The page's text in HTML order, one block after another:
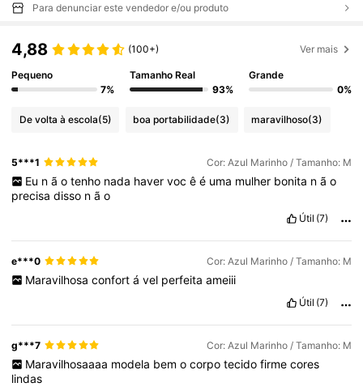
Para denunciar este vendedor e/ou produto
4,88 (100+) Ver mais
Pequeno
7%
Tamanho Real
93%
Grande
0%
De volta à escola(5) boa portabilidade(3) maravilhoso(3)
5***1 Cor: Azul Marinho / Tamanho: M
Eu n ã o tenho nada haver voc ê é uma mulher bonita n ã o
precisadisso não
Útil (7)
e***0 Cor: Azul Marinho / Tamanho: M
Maravilhosa confort á vel perfeita ameiii
Útil (7)
g***7 Cor: Azul Marinho / Tamanho: M
Maravilhosaaaa modela bem o corpo tecido firme cores
lindas